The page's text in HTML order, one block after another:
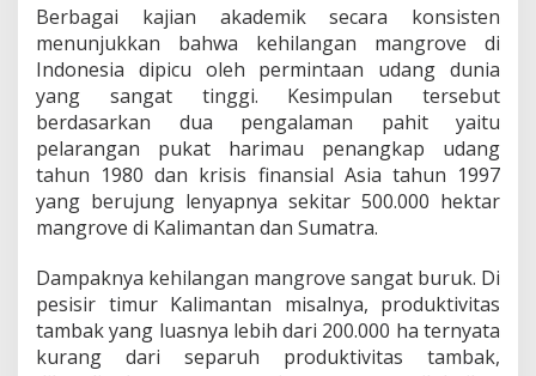
r
u
s
j
a
g
Berbagai kajian akademik secara konsisten
menunjukkan bahwa kehilangan mangrove di
Indonesia dipicu oleh permintaan udang dunia
yang sangat tinggi. Kesimpulan tersebut
berdasarkan dua pengalaman pahit yaitu
pelarangan pukat harimau penangkap udang
tahun 1980 dan krisis finansial Asia tahun 1997
yang berujung lenyapnya sekitar 500.000 hektar
mangrove di Kalimantan dan Sumatra.
Dampaknya kehilangan mangrove sangat buruk. Di
pesisir timur Kalimantan misalnya, produktivitas
tambak yang luasnya lebih dari 200.000 ha ternyata
kurang dari separuh produktivitas tambak,